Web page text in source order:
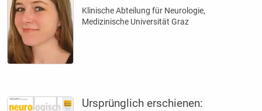
Klinische Abteilung für Neurologie,
Medizinische Universität Graz
Ursprünglich erschienen: